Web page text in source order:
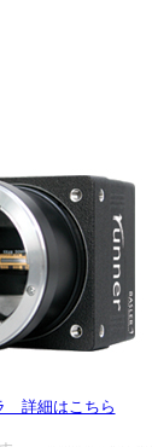
詳細はこちら